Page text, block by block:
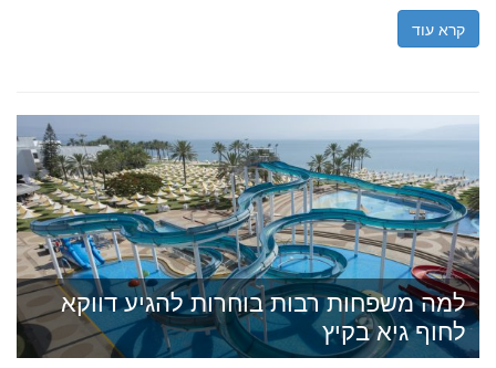
קרא עוד
למה משפחות רבות בוחרות להגיע דווקא
לחוף גיא בקיץ